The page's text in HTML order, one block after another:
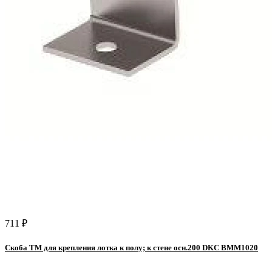
711 ₽
Скоба TM для крепления лотка к полу; к стене осн.200 DKC BMM1020